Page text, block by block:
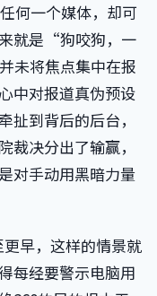
何一个媒体，却可
就是“狗咬狗，一
未将焦点集中在报
中对报道真伪预设
扯到背后的后台，
裁决分出了输赢，
对手动用黑暗力量
早，这样的情景就
每经要警示电脑用